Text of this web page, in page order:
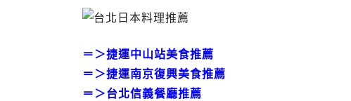
＝＞捷運中山站美食推薦
＝＞捷運南京復興美食推薦
＝＞台北信義餐廳推薦